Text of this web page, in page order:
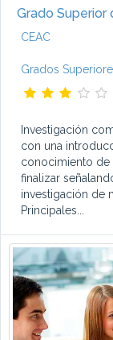
Grado Superior
CEAC
Grados
Investigación
con una
conocimiento de
finalizar
investigación de
Principales...